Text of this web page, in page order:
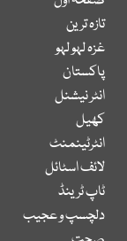
تازہ ترین
غزہ لہو لہو
پاکستان
انٹر نیشنل
کھیل
انٹرٹینمنٹ
لائف اسٹائل
ٹاپ ٹرینڈ
دلچسپ و عجیب